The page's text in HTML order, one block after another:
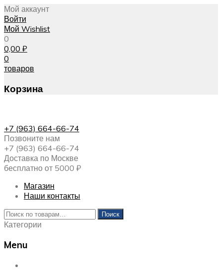
Мой аккаунт
Войти
Мой Wishlist
0
0,00 ₽
0
товаров
Корзина
+7 (963) 664-66-74
Позвоните нам
+7 (963) 664-66-74
Доставка по Москве
бесплатно от 5000 ₽
Магазин
Наши контакты
Искать:
Поиск
Категории
Menu
Skip